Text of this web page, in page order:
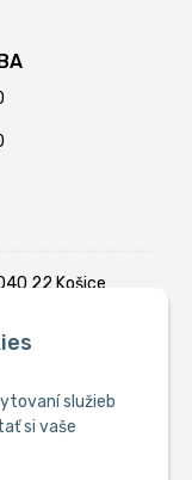
služieb
si vaše
22 Košice
355